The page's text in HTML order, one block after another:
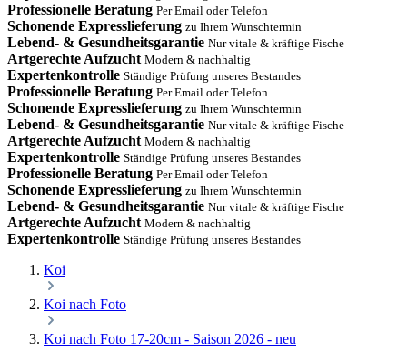
Professionelle Beratung Per Email oder Telefon
Schonende Expresslieferung zu Ihrem Wunschtermin
Lebend- & Gesundheitsgarantie Nur vitale & kräftige Fische
Artgerechte Aufzucht Modern & nachhaltig
Expertenkontrolle Ständige Prüfung unseres Bestandes
Professionelle Beratung Per Email oder Telefon
Schonende Expresslieferung zu Ihrem Wunschtermin
Lebend- & Gesundheitsgarantie Nur vitale & kräftige Fische
Artgerechte Aufzucht Modern & nachhaltig
Expertenkontrolle Ständige Prüfung unseres Bestandes
Professionelle Beratung Per Email oder Telefon
Schonende Expresslieferung zu Ihrem Wunschtermin
Lebend- & Gesundheitsgarantie Nur vitale & kräftige Fische
Artgerechte Aufzucht Modern & nachhaltig
Expertenkontrolle Ständige Prüfung unseres Bestandes
Koi
Koi nach Foto
Koi nach Foto 17-20cm - Saison 2026 - neu